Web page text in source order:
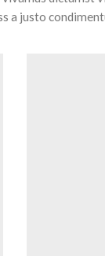
a justo